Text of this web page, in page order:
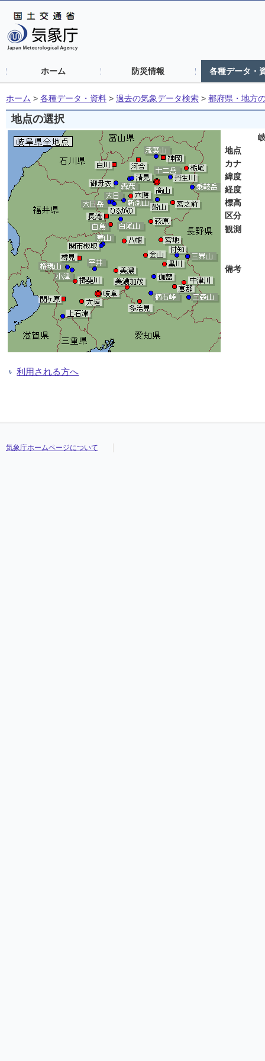
ホーム 防災情報 各種データ・
ホーム > 各種データ・資料 > 過去の気象データ検索 > 都府県・地方
地点の選択
岐
地点
カナ
緯度
経度
標高
区分
観測
備考
利用される方へ
気象庁ホームページについて